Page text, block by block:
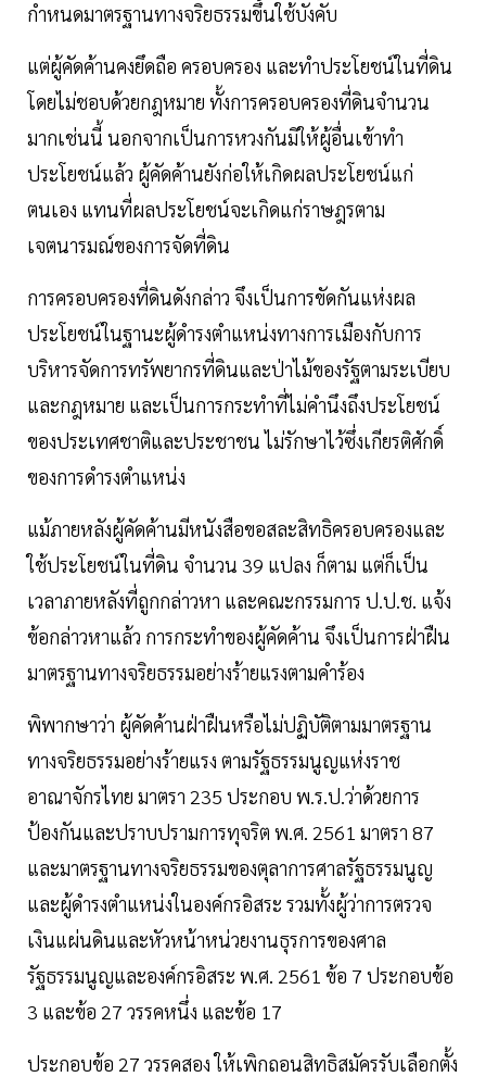
กำหนดมาตรฐานทางจริยธรรมขึ้นใช้บังคับ
แต่ผู้คัดค้านคงยึดถือ ครอบครอง และทำประโยชน์ในที่ดิน
โดยไม่ชอบด้วยกฎหมาย ทั้งการครอบครองที่ดินจำนวน
มากเช่นนี้ นอกจากเป็นการหวงกันมิให้ผู้อื่นเข้าทำ
ประโยชน์แล้ว ผู้คัดค้านยังก่อให้เกิดผลประโยชน์แก่
ตนเอง แทนที่ผลประโยชน์จะเกิดแก่ราษฎรตาม
เจตนารมณ์ของการจัดที่ดิน
การครอบครองที่ดินดังกล่าว จึงเป็นการขัดกันแห่งผล
ประโยชน์ในฐานะผู้ดำรงตำแหน่งทางการเมืองกับการ
บริหารจัดการทรัพยากรที่ดินและป่าไม้ของรัฐตามระเบียบ
และกฎหมาย และเป็นการกระทำที่ไม่คำนึงถึงประโยชน์
ของประเทศชาติและประชาชน ไม่รักษาไว้ซึ่งเกียรติศักดิ์
ของการดำรงตำแหน่ง
แม้ภายหลังผู้คัดค้านมีหนังสือขอสละสิทธิครอบครองและ
ใช้ประโยชน์ในที่ดิน จำนวน 39 แปลง ก็ตาม แต่ก็เป็น
เวลาภายหลังที่ถูกกล่าวหา และคณะกรรมการ ป.ป.ช. แจ้ง
ข้อกล่าวหาแล้ว การกระทำของผู้คัดค้าน จึงเป็นการฝ่าฝืน
มาตรฐานทางจริยธรรมอย่างร้ายแรงตามคำร้อง
พิพากษาว่า ผู้คัดค้านฝ่าฝืนหรือไม่ปฏิบัติตามมาตรฐาน
ทางจริยธรรมอย่างร้ายแรง ตามรัฐธรรมนูญแห่งราช
อาณาจักรไทย มาตรา 235 ประกอบ พ.ร.ป.ว่าด้วยการ
ป้องกันและปราบปรามการทุจริต พ.ศ. 2561 มาตรา 87
และมาตรฐานทางจริยธรรมของตุลาการศาลรัฐธรรมนูญ
และผู้ดำรงตำแหน่งในองค์กรอิสระ รวมทั้งผู้ว่าการตรวจ
เงินแผ่นดินและหัวหน้าหน่วยงานธุรการของศาล
รัฐธรรมนูญและองค์กรอิสระ พ.ศ. 2561 ข้อ 7 ประกอบข้อ
3 และข้อ 27 วรรคหนึ่ง และข้อ 17
ประกอบข้อ 27 วรรคสอง ให้เพิกถอนสิทธิสมัครรับเลือกตั้ง